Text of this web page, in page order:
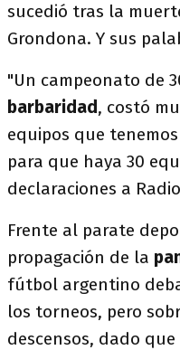
sucedió tras la
Grondona. Y sus
"Un campeonato de
barbaridad, costó
equipos que
para que haya 30
declaraciones a
Frente al parate
propagación de la
fútbol argentino
los torneos, pero
descensos, dado